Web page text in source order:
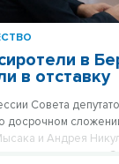
в
в отставку
Совета
досрочном
и Андрея
председатель